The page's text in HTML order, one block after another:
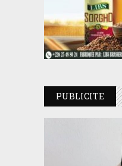
PUBLICITE